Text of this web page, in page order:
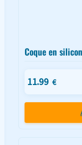
Coque en
11.99 €